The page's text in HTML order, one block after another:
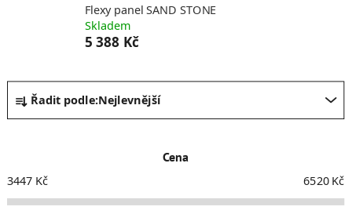
Flexy panel SAND STONE
Skladem
5 388 Kč
Ř
z
í
p
Řadit podle:Nejlevnější
Cena
3447 Kč 6520Kč